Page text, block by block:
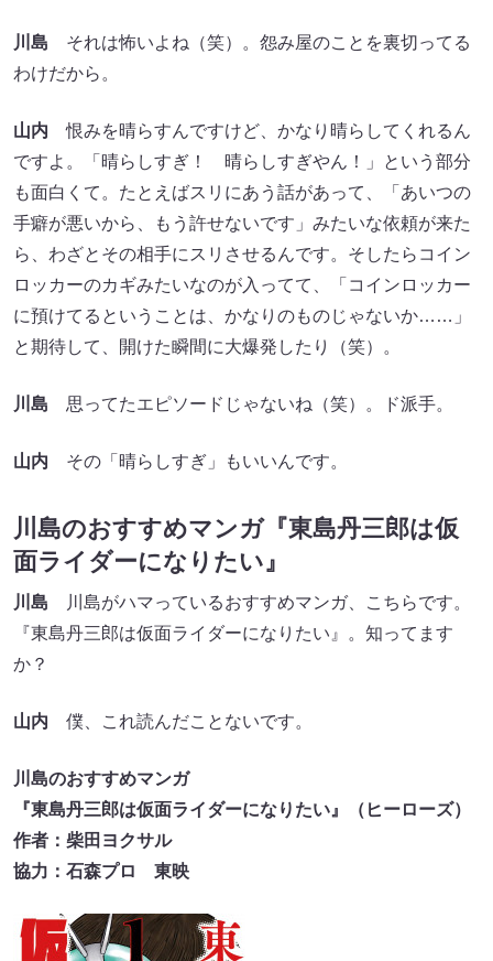
川島 それは怖いよね（笑）。怨み屋のことを裏切ってる
わけだから。
山内 恨みを晴らすんですけど、かなり晴らしてくれるん
ですよ。「晴らしすぎ！ 晴らしすぎやん！」という部分
も面白くて。たとえばスリにあう話があって、「あいつの
手癖が悪いから、もう許せないです」みたいな依頼が来た
ら、わざとその相手にスリさせるんです。そしたらコイン
ロッカーのカギみたいなのが入ってて、「コインロッカー
に預けてるということは、かなりのものじゃないか……」
と期待して、開けた瞬間に大爆発したり（笑）。
川島 思ってたエピソードじゃないね（笑）。ド派手。
山内 その「晴らしすぎ」もいいんです。
川島のおすすめマンガ『東島丹三郎は仮
面ライダーになりたい』
川島 川島がハマっているおすすめマンガ、こちらです。
『東島丹三郎は仮面ライダーになりたい』。知ってます
か？
山内 僕、これ読んだことないです。
川島のおすすめマンガ
『東島丹三郎は仮面ライダーになりたい』（ヒーローズ）
作者：柴田ヨクサル
協力：石森プロ 東映